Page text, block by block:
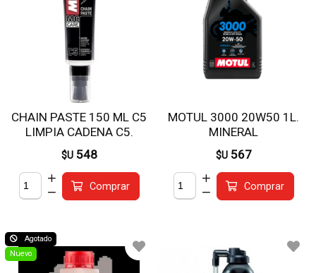
CHAIN PASTE 150 ML C5
LIMPIA CADENA C5.
MOTUL
$U 548
Comprar
MOTUL 3000 20W50 1L.
MINERAL
$U 567
Comprar
Agotado
Nuevo